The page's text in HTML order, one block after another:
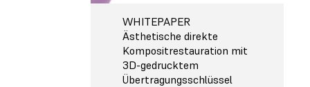
WHITEPAPER
Ästhetische direkte
Kompositrestauration mit
3D-gedrucktem
Übertragungsschlüssel